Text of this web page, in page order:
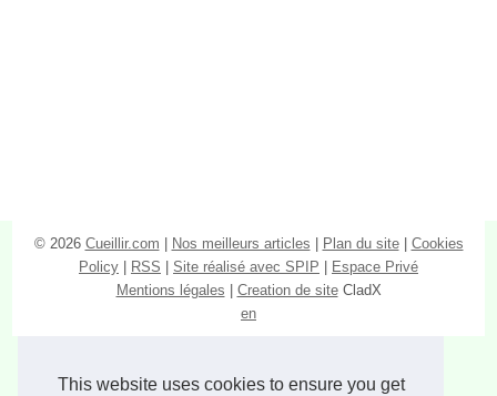
This website uses cookies to ensure you get
© 2026 Cueillir.com | Nos meilleurs articles | Plan du site| Cookies
Policy | RSS | Site réalisé avec SPIP | Espace Privé
Mentions légales | Creation de siteCladX
en